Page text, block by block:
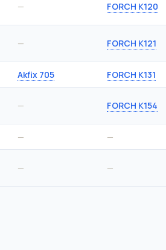
— FORCH K120
— FORCH K121
Akfix 705 FORCH K131
— FORCH K154
— —
— —